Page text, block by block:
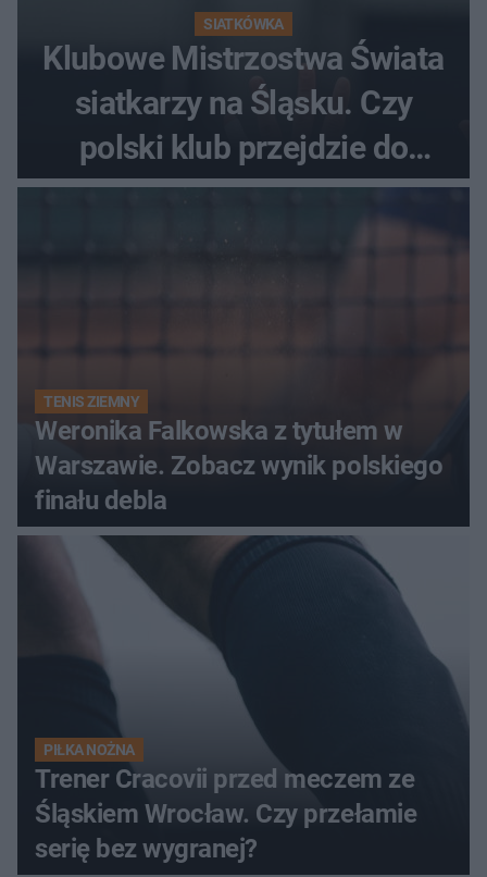
SIATKÓWKA
Klubowe Mistrzostwa Świata
siatkarzy na Śląsku. Czy
polski klub przejdzie do
historii
TENIS ZIEMNY
Weronika Falkowska z tytułem w
Warszawie. Zobacz wynik polskiego
finału debla
PIŁKA NOŻNA
Trener Cracovii przed meczem ze
Śląskiem Wrocław. Czy przełamie
serię bez wygranej?